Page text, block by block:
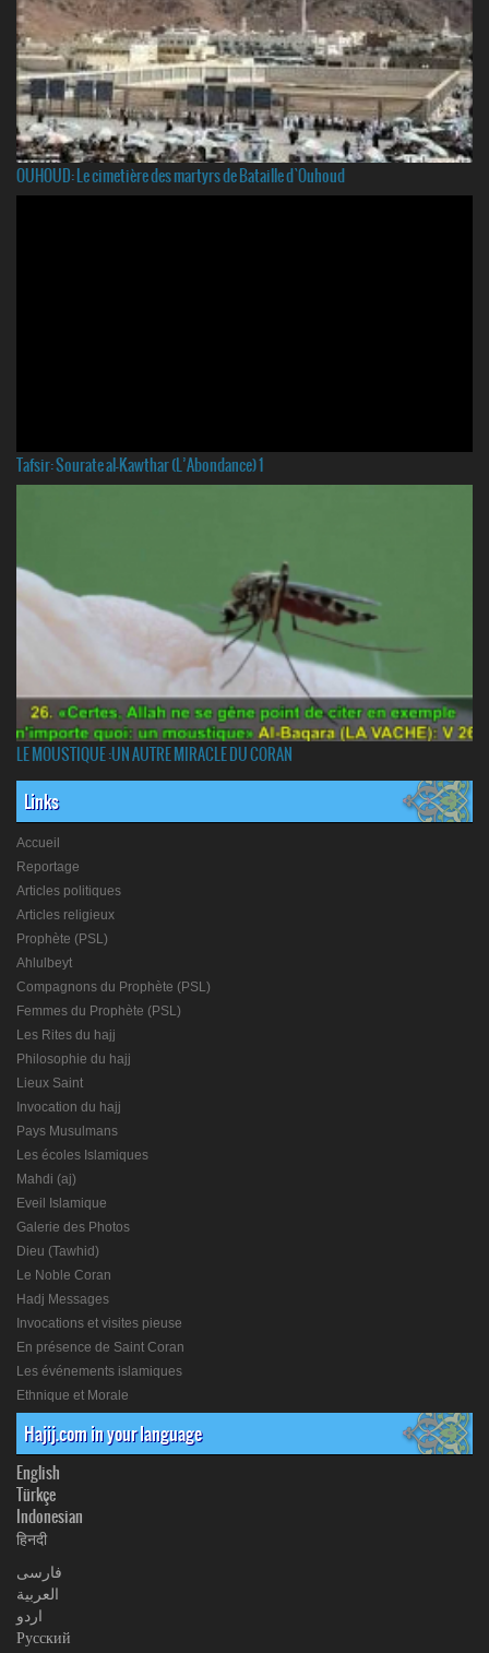
OUHOUD: Le cimetière des martyrs de Bataille d`Ouhoud
Tafsir: Sourate al-Kawthar (L’Abondance) 1
LE MOUSTIQUE :UN AUTRE MIRACLE DU CORAN
Links
Accueil
Reportage
Articles politiques
Articles religieux
Prophète (PSL)
Ahlulbeyt
Compagnons du Prophète (PSL)
Femmes du Prophète (PSL)
Les Rites du hajj
Philosophie du hajj
Lieux Saint
Invocation du hajj
Pays Musulmans
Les écoles Islamiques
Mahdi (aj)
Eveil Islamique
Galerie des Photos
Dieu (Tawhid)
Le Noble Coran
Hadj Messages
Invocations et visites pieuse
En présence de Saint Coran
Les événements islamiques
Ethnique et Morale
Hajij.com in your language
English
Türkçe
Indonesian
हिनदी
فارسی
العربیة
اردو
Русский